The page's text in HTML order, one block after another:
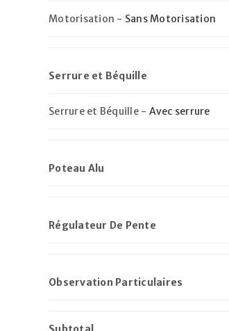
Motorisation - Sans Motorisation
Serrure et Béquille
Serrure et Béquille- Avec serrure
Poteau Alu
Régulateur De Pente
Observation Particulaires